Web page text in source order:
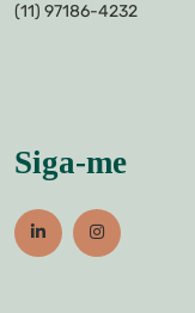
(11) 97186-4232
Siga-me